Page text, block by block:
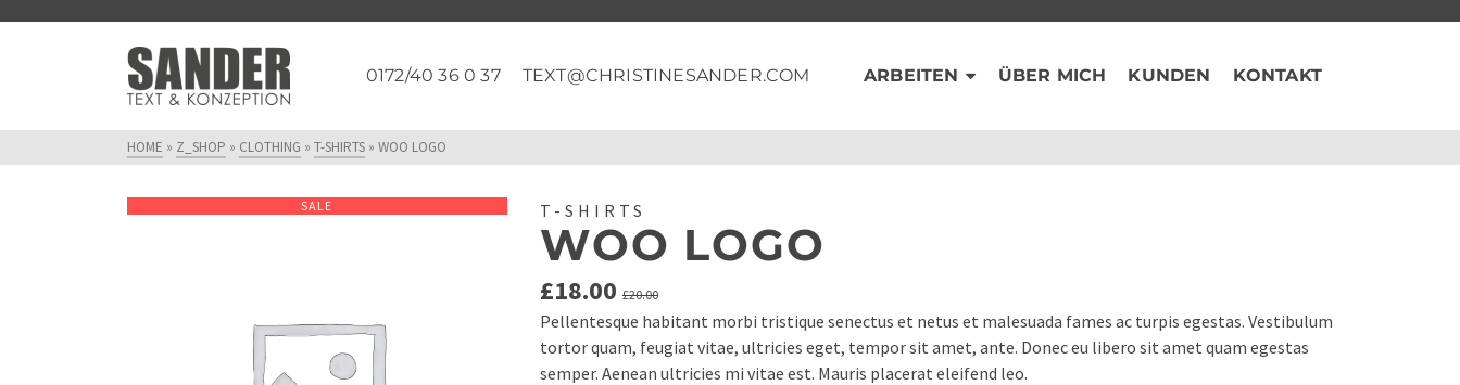
0172/40 36 0 37 TEXT@CHRISTINESANDER.COM ARBEITEN ÜBER MICH KUNDEN KONTAKT
HOME » Z_SHOP » CLOTHING » T-SHIRTS » WOO LOGO
SALE T-SHIRTS
WOO LOGO
£20.00Ursprünglicher
Preis
war:
£20.00
£18.00 Aktueller
Preis
ist:
£18.00.
Pellentesque habitant morbi tristique senectus et netus et malesuada fames ac turpis egestas. Vestibulum
tortor quam, feugiat vitae, ultricies eget, tempor sit amet, ante. Donec eu libero sit amet quam egestas
semper. Aenean ultricies mi vitae est. Mauris placerat eleifend leo.